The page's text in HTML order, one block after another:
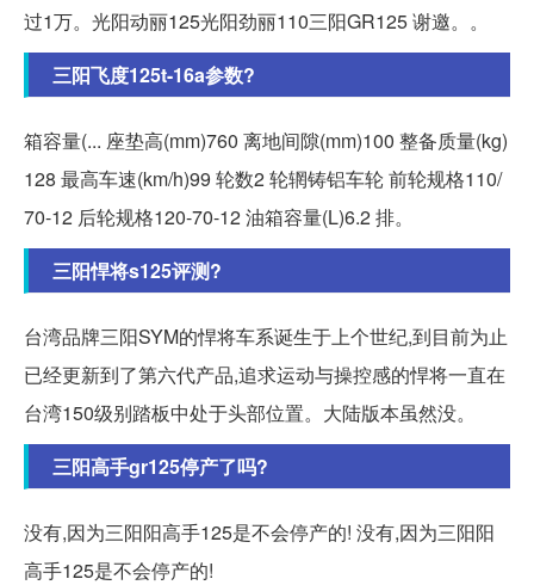
过1万。光阳动丽125光阳劲丽110三阳GR125 谢邀。。
三阳飞度125t-16a参数?
箱容量(... 座垫高(mm)760 离地间隙(mm)100 整备质量(kg)
128 最高车速(km/h)99 轮数2 轮辋铸铝车轮 前轮规格110/
70-12 后轮规格120-70-12 油箱容量(L)6.2 排。
三阳悍将s125评测?
台湾品牌三阳SYM的悍将车系诞生于上个世纪,到目前为止
已经更新到了第六代产品,追求运动与操控感的悍将一直在
台湾150级别踏板中处于头部位置。大陆版本虽然没。
三阳高手gr125停产了吗?
没有,因为三阳阳高手125是不会停产的! 没有,因为三阳阳
高手125是不会停产的!